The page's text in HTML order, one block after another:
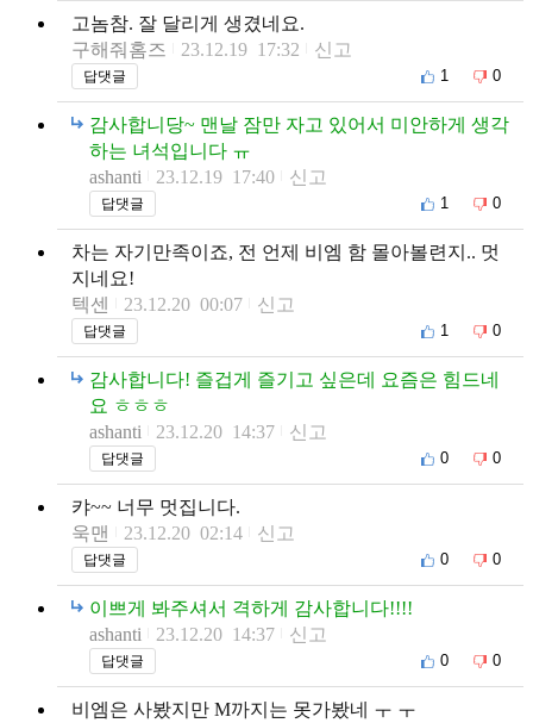
고놈참. 잘 달리게 생겼네요.
구해줘홈즈
23.12.19 17:32 신고
답댓글 1 0
감사합니당~ 맨날 잠만 자고 있어서 미안하게 생각
하는 녀석입니다 ㅠ
ashanti
23.12.19 17:40 신고
답댓글 1 0
차는 자기만족이죠, 전 언제 비엠 함 몰아볼련지.. 멋
지네요!
텍센
23.12.20 00:07 신고
답댓글 1 0
감사합니다! 즐겁게 즐기고 싶은데 요즘은 힘드네
요 ㅎㅎㅎ
ashanti
23.12.20 14:37 신고
답댓글 0 0
캬~~ 너무 멋집니다.
욱맨
23.12.20 02:14 신고
답댓글 0 0
이쁘게 봐주셔서 격하게 감사합니다!!!!
ashanti
23.12.20 14:37 신고
답댓글 0 0
비엠은 사봤지만 M까지는 못가봤네 ㅜ ㅜ